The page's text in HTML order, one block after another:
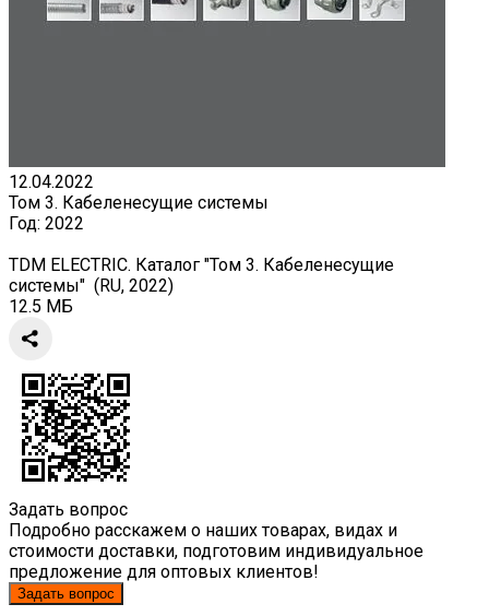
12.04.2022
Том 3. Кабеленесущие системы
Год: 2022
TDM ELECTRIC. Каталог "Том 3. Кабеленесущие
системы" (RU, 2022)
12.5 МБ
Задать вопрос
Подробно расскажем о наших товарах, видах и
стоимости доставки, подготовим индивидуальное
предложение для оптовых клиентов!
Задать вопрос